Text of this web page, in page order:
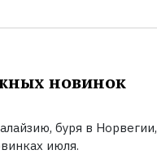
новинок
буря в Норвегии,
июля.